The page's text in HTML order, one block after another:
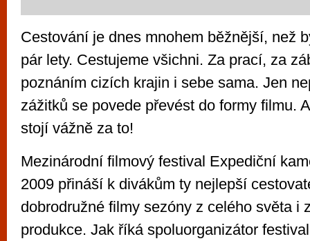
Cestování je dnes mnohem běžnější, než
pár lety. Cestujeme všichni. Za prací, za
poznáním cizích krajin i sebe sama. Jen
zážitků se povede převést do formy filmu.
stojí vážně za to!
Mezinárodní filmový festival Expediční
2009 přináší k divákům ty nejlepší
dobrodružné filmy sezóny z celého světa i
produkce. Jak říká spoluorganizátor